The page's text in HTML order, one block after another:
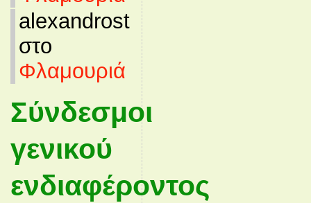
alexandrost
στο
Φλαμουριά
Σύνδεσμοι
γενικού
ενδιαφέροντος